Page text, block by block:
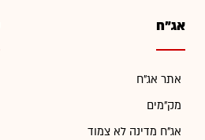
אג"ח
אתר אג"ח
מק"מים
אג"ח מדינה לא צמוד